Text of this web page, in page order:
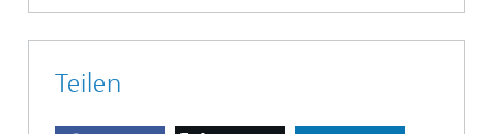
Teilen